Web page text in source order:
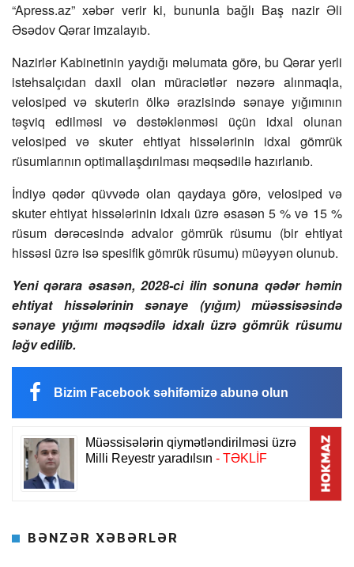
“Apress.az” xəbər verir ki, bununla bağlı Baş nazir Əli
Əsədov Qərar imzalayıb.
Nazirlər Kabinetinin yaydığı məlumata görə, bu Qərar yerli
istehsalçıdan daxil olan müraciətlər nəzərə alınmaqla,
velosiped və skuterin ölkə ərazisində sənaye yığımının
təşviq edilməsi və dəstəklənməsi üçün idxal olunan
velosiped və skuter ehtiyat hissələrinin idxal gömrük
rüsumlarının optimallaşdırılması məqsədilə hazırlanıb.
İndiyə qədər qüvvədə olan qaydaya görə, velosiped və
skuter ehtiyat hissələrinin idxalı üzrə əsasən 5 % və 15 %
rüsum dərəcəsində advalor gömrük rüsumu (bir ehtiyat
hissəsi üzrə isə spesifik gömrük rüsumu) müəyyən olunub.
Yeni qərara əsasən, 2028-ci ilin sonuna qədər həmin
ehtiyat hissələrinin sənaye (yığım) müəssisəsində
sənaye yığımı məqsədilə idxalı üzrə gömrük rüsumu
ləğv edilib.
Bizim Facebook səhifəmizə abunə olun
BƏNZƏR XƏBƏRLƏR